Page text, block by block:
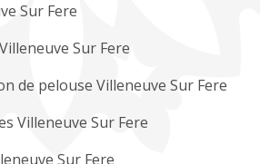
Sur Fere
Sur Fere
de pelouse Villeneuve Sur Fere
Villeneuve Sur Fere
Sur Fere